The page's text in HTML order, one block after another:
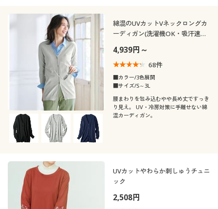
綿混のUVカットVネックロングカ
ーディガン(洗濯機OK・吸汗速
4,939円～
68件
■カラー/3色展開
■サイズ/S～3L
腰まわりを包み込むやや長め丈ですっき
り見え。 UV・冷房対策に手離せない綿
混カーディガン。
UVカットやわらか刺しゅうチュニ
ック
2,508円